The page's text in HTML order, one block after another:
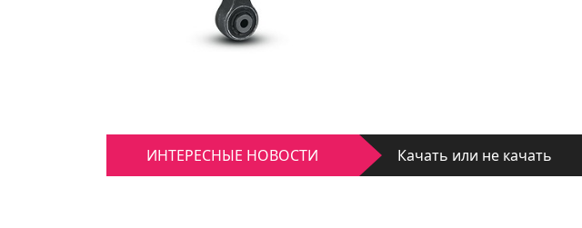
ИНТЕРЕСНЫЕ НОВОСТИ Для регионов